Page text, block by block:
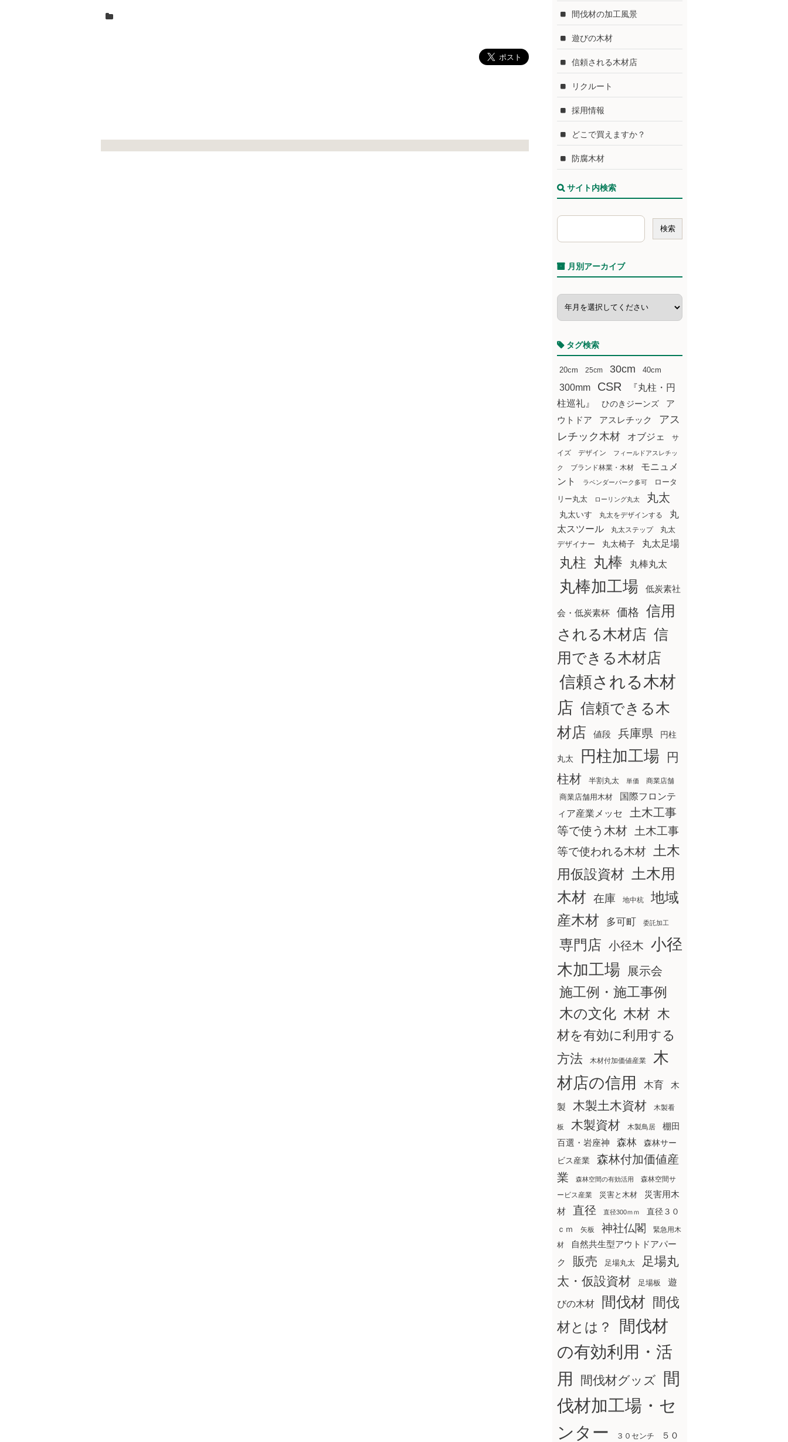
間伐材の加工風景
遊びの木材
信頼される木材店
リクルート
採用情報
どこで買えますか？
防腐木材
サイト内検索
月別アーカイブ
タグ検索
20cm 25cm 30cm 40cm
300mm CSR
『丸柱・円
柱巡礼』
ひのきジーンズ
ア
ウトドア
アスレチック
アス
レチック木材
オブジェ
サ
イズ
デザイン フィールドアスレチッ
ク ブランド林業・木材
モニュメ
ント
ラベンダーパーク多可
ロータ
リー丸太
ローリング丸太 丸太
丸太いす 丸太をデザインする
丸
太スツール
丸太ステップ
丸太
デザイナー
丸太椅子 丸太足場
丸柱 丸棒 丸棒丸太
丸棒加工場 低炭素社
会・低炭素杯 価格
信用
される木材店 信
用できる木材店
信頼される木材
店 信頼できる木
材店
値段 兵庫県 円柱
丸太 円柱加工場
円
柱材
半割丸太 単価 商業店舗
商業店舗用木材
国際フロンテ
ィア産業メッセ
土木工事
等で使う木材
土木工事
等で使われる木材
土木
用仮設資材 土木用
木材 在庫 地中杭
地域
産木材
多可町 委託加工
専門店 小径木 小径
木加工場
展示会
施工例・施工事例
木の文化 木材 木
材を有効に利用する
方法
木材付加価値産業
木
材店の信用
木育 木
製 木製土木資材 木製看
板 木製資材 木製鳥居
棚田
百選・岩座神
森林
森林サー
ビス産業
森林付加価値産
業
森林空間の有効活用
森林空間サ
ービス産業
災害と木材
災害用木
材
直径 直径300ｍｍ
直径３０
ｃｍ
矢板 神社仏閣
緊急用木
材
自然共生型アウトドアパー
ク
販売 足場丸太
足場丸
太・仮設資材
足場板 遊
びの木材 間伐材 間伐
材とは？
間伐材
の有効利用・活
用
間伐材グッズ
間
伐材加工場・セ
ンター
３０センチ ５０